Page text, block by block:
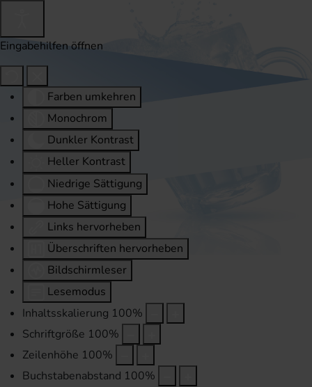
Eingabehilfen öffnen
Farben umkehren
Monochrom
Dunkler Kontrast
Heller Kontrast
Niedrige Sättigung
Hohe Sättigung
Links hervorheben
Überschriften hervorheben
Bildschirmleser
Lesemodus
Inhaltsskalierung 100%
Schriftgröße 100%
Zeilenhöhe 100%
Buchstabenabstand 100%